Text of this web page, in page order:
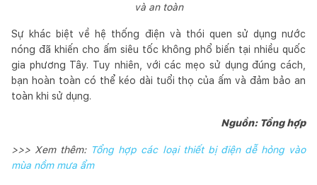
và an toàn
Sự khác biệt về hệ thống điện và thói quen sử dụng nước
nóng đã khiến cho ấm siêu tốc không phổ biến tại nhiều quốc
gia phương Tây. Tuy nhiên, với các mẹo sử dụng đúng cách,
bạn hoàn toàn có thể kéo dài tuổi thọ của ấm và đảm bảo an
toàn khi sử dụng.
Nguồn: Tổng hợp
>>> Xem thêm: Tổng hợp các loại thiết bị điện dễ hỏng vào
mùa nồm mưa ẩm